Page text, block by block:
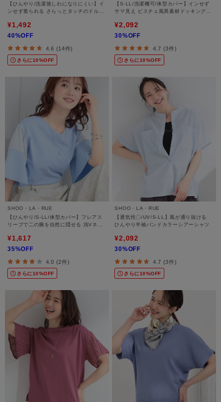
【ひんやり/洗濯後しわになりにくい】イ
ンせず着られる さらっとタッチのドルマ
¥1,492
40%OFF
4.6 (14件)
さらに10%OFF
【S-LL/洗濯機可/体型カバー】インせず
サマ見え ビスチェ風異素材ドッキングT
¥2,092
30%OFF
4.7 (3件)
さらに10%OFF
SHOO・LA・RUE
【ひんやり/S-LL/体型カバー】フレアス
リーブで二の腕を自然に隠せる 浅Vネッ
¥1,617
35%OFF
4.0 (2件)
さらに10%OFF
SHOO・LA・RUE
【通気性〇/UV/S-LL】風が通り抜ける
ひんやり半袖バンドカラーシアーシャツ
¥2,092
30%OFF
4.7 (3件)
さらに10%OFF